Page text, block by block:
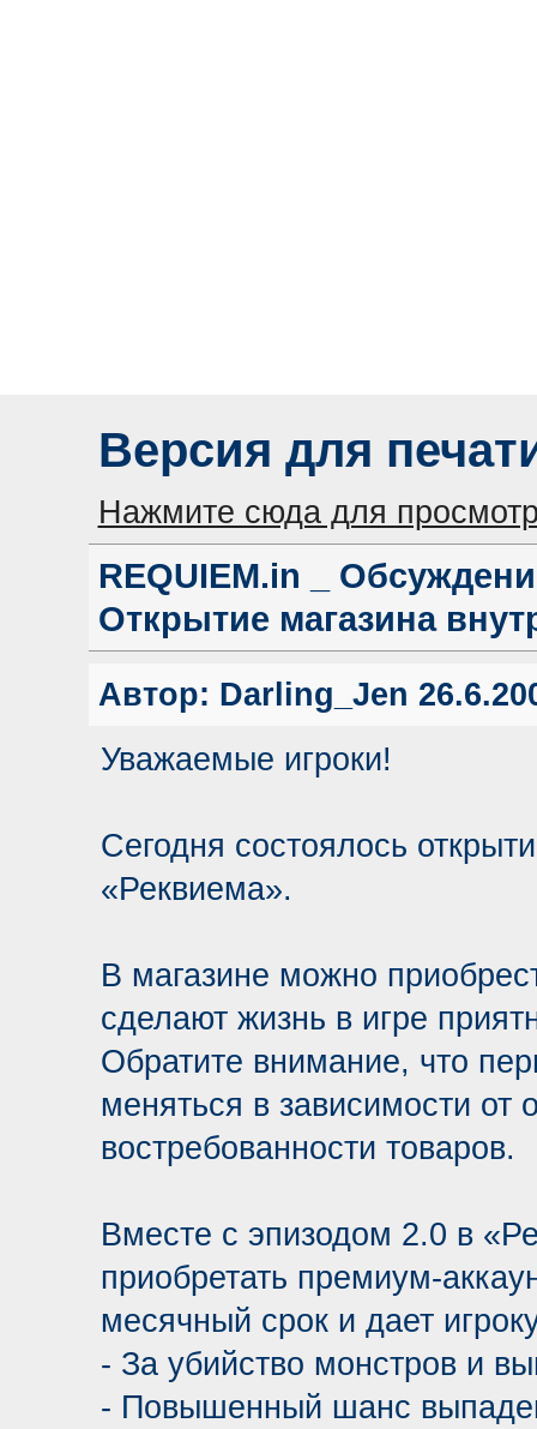
Версия для
Нажмите сюда для
REQUIEM.in _
Открытие магазина
Автор: Darling_Jen
Уважаемые игроки!
Сегодня состоялось
«Реквиема».
В магазине можно
сделают жизнь в игре
Обратите внимание, что
меняться в зависимости от
востребованности товаров.
Вместе с эпизодом 2.0 в
приобретать премиум-
месячный срок и дает
- За убийство монстров и
- Повышенный шанс